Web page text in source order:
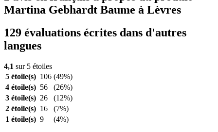
Martina Gebhardt Baume à Lèvres
129 évaluations écrites dans d'autres
langues
4,1 sur 5 étoiles
5 étoile(s) 106 (49%)
4 étoile(s) 56
(26%)
3 étoile(s) 26
(12%)
2 étoile(s) 16
(7%)
1 étoile(s) 9 (4%)